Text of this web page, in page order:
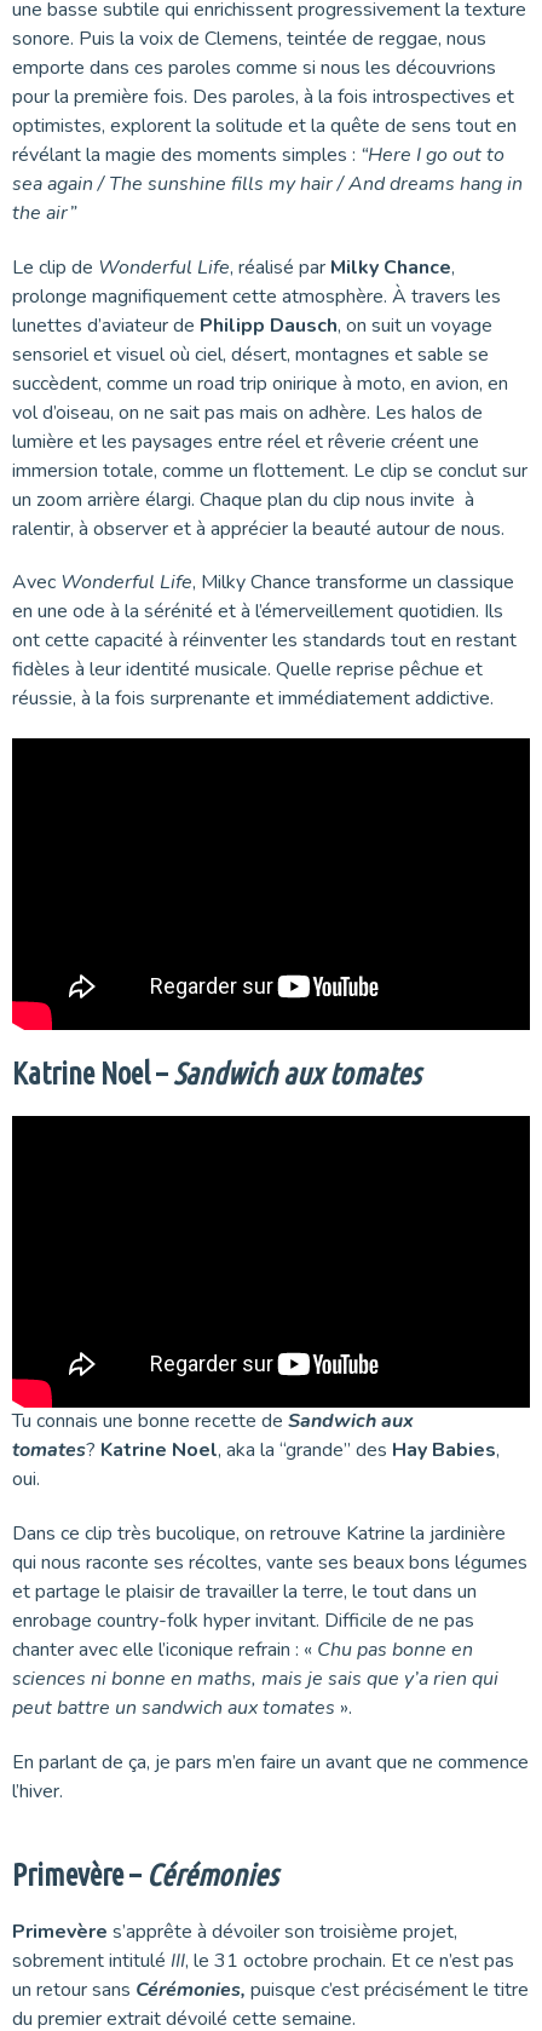
une basse subtile qui enrichissent progressivement la texture
sonore. Puis la voix de Clemens, teintée de reggae, nous
emporte dans ces paroles comme si nous les découvrions
pour la première fois. Des paroles, à la fois introspectives et
optimistes, explorent la solitude et la quête de sens tout en
révélant la magie des moments simples : “Here I go out to
sea again / The sunshine fills my hair / And dreams hang in
the air”
Le clip de Wonderful Life, réalisé par Milky Chance,
prolonge magnifiquement cette atmosphère. À travers les
lunettes d’aviateur de Philipp Dausch, on suit un voyage
sensoriel et visuel où ciel, désert, montagnes et sable se
succèdent, comme un road trip onirique à moto, en avion, en
vol d’oiseau, on ne sait pas mais on adhère. Les halos de
lumière et les paysages entre réel et rêverie créent une
immersion totale, comme un flottement. Le clip se conclut sur
un zoom arrière élargi. Chaque plan du clip nous invite à
ralentir, à observer et à apprécier la beauté autour de nous.
Avec Wonderful Life, Milky Chance transforme un classique
en une ode à la sérénité et à l’émerveillement quotidien. Ils
ont cette capacité à réinventer les standards tout en restant
fidèles à leur identité musicale. Quelle reprise pêchue et
réussie, à la fois surprenante et immédiatement addictive.
Katrine Noel –Sandwich aux tomates
Tu connais une bonne recette de Sandwich aux
tomates? Katrine Noel, aka la “grande” des Hay Babies,
oui.
Dans ce clip très bucolique, on retrouve Katrine la jardinière
qui nous raconte ses récoltes, vante ses beaux bons légumes
et partage le plaisir de travailler la terre, le tout dans un
enrobage country-folk hyper invitant. Difficile de ne pas
chanter avec elle l’iconique refrain : « Chu pas bonne en
sciences ni bonne en maths, mais je sais que y’a rien qui
peut battre un sandwich aux tomates ».
En parlant de ça, je pars m’en faire un avant que ne commence
l’hiver.
Primevère – Cérémonies
Primevère s’apprête à dévoiler son troisième projet,
sobrement intitulé III, le 31 octobre prochain. Et ce n’est pas
un retour sans Cérémonies, puisque c’est précisément le titre
du premier extrait dévoilé cette semaine.